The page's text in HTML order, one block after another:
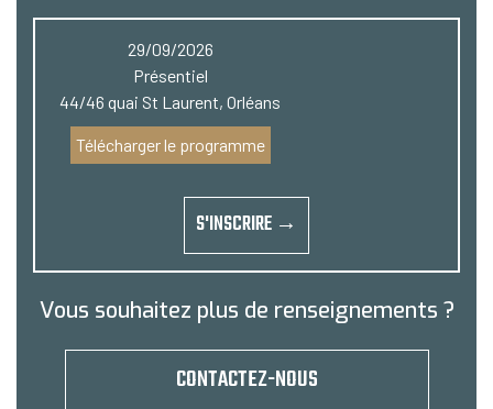
29/09/2026
Présentiel
44/46 quai St Laurent, Orléans
Télécharger le programme
S'INSCRIRE →
Vous souhaitez plus de renseignements ?
CONTACTEZ-NOUS